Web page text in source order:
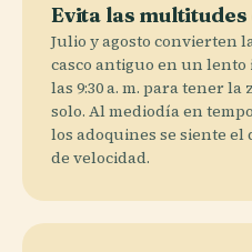
Evita las
Julio y agosto convierten
casco antiguo en un lento
las 9:30 a. m. para tener
solo. Al mediodía en
los adoquines se siente
de velocidad.